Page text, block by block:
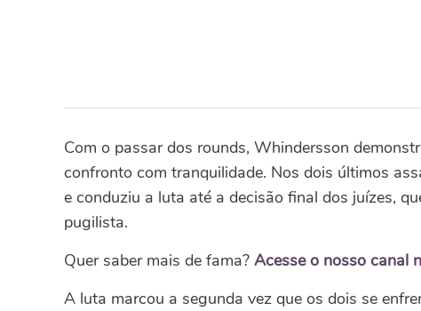
Com o passar dos rounds, Whindersson
confronto com tranquilidade. Nos dois últimos
e conduziu a luta até a decisão final dos juízes,
pugilista.
Quer saber mais de fama? Acesse o nosso canal
A luta marcou a segunda vez que os dois se